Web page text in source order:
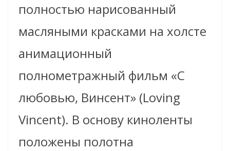
полностью нарисованный
масляными красками на холсте
анимационный
полнометражный фильм «С
любовью, Винсент» (Loving
Vincent). В основу киноленты
положены полотна